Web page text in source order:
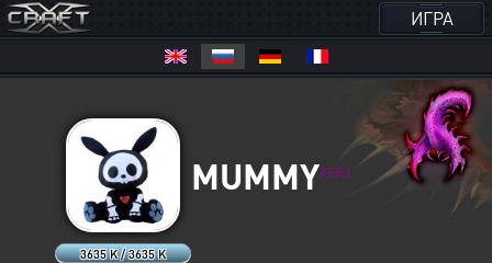
ИГРА
3635 K / 3635 K
MUMMYXERJ